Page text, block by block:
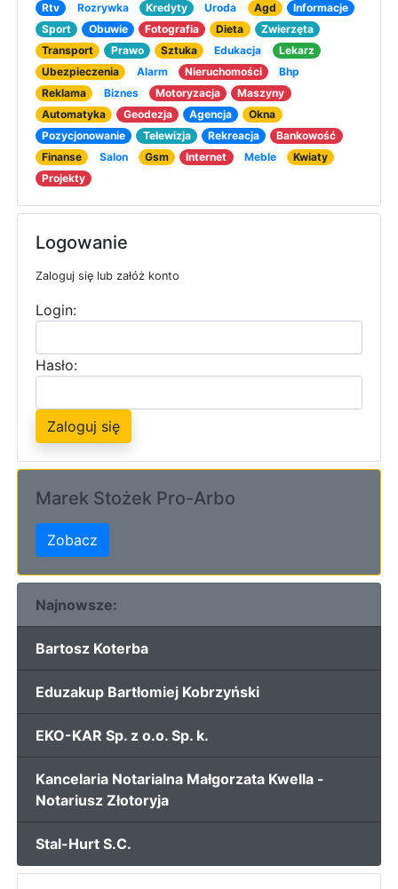
Rtv
Rozrywka Kredyty Uroda Agd
Informacje
Sport
Obuwie Fotografia Dieta
Zwierzęta
Transport
Prawo Sztuka Edukacja
Lekarz
Ubezpieczenia
Alarm Nieruchomości
Bhp
Reklama
Biznes Motoryzacja
Maszyny
Automatyka
Geodezja Agencja
Okna
Pozycjonowanie
Telewizja Rekreacja
Bankowość
Finanse
Salon Gsm Internet Meble
Kwiaty
Projekty
Logowanie
Zaloguj się lub załóż konto
Login:
Hasło:
Zaloguj się
Marek Stożek Pro-Arbo
Zobacz
Najnowsze:
Bartosz Koterba
Eduzakup Bartłomiej Kobrzyński
EKO-KAR Sp. z o.o. Sp. k.
Kancelaria Notarialna Małgorzata Kwella -
Notariusz Złotoryja
Stal-Hurt S.C.